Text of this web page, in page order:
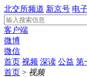
北交所频道 新京号 电
客户端
微博
微信
首页 视频 深读 公益 第
首页 > 视频